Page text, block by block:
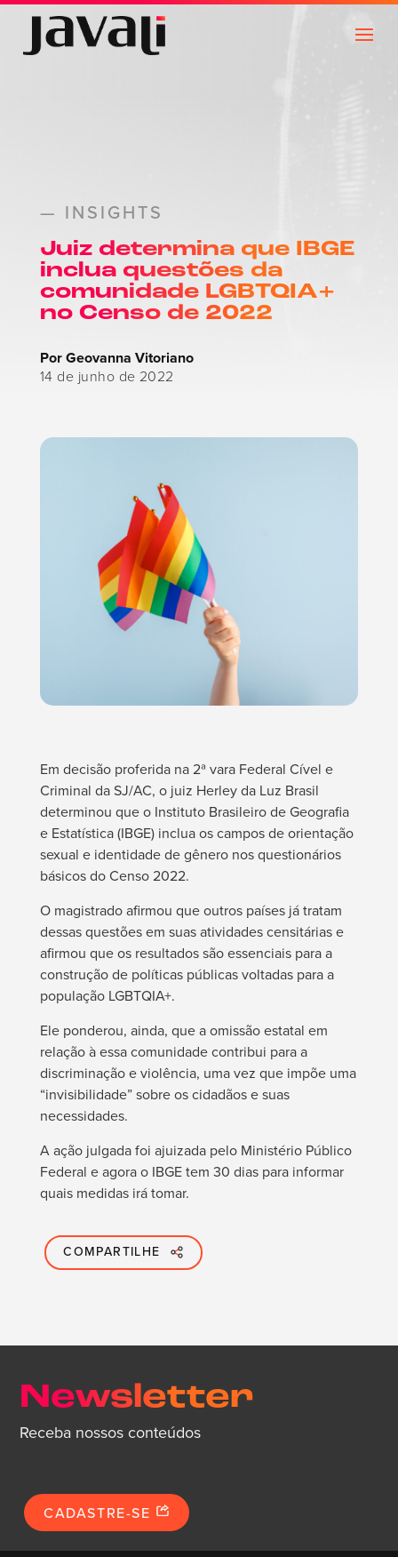
— INSIGHTS
Juiz determina que IBGE
inclua questões da
comunidade LGBTQIA+
no Censo de 2022
Por Geovanna Vitoriano
14 de junho de 2022
Em decisão proferida na 2ª vara Federal Cível e
Criminal da SJ/AC, o juiz Herley da Luz Brasil
determinou que o Instituto Brasileiro de Geografia
e Estatística (IBGE) inclua os campos de orientação
sexual e identidade de gênero nos questionários
básicos do Censo 2022.
O magistrado afirmou que outros países já tratam
dessas questões em suas atividades censitárias e
afirmou que os resultados são essenciais para a
construção de políticas públicas voltadas para a
população LGBTQIA+.
Ele ponderou, ainda, que a omissão estatal em
relação à essa comunidade contribui para a
discriminação e violência, uma vez que impõe uma
“invisibilidade” sobre os cidadãos e suas
necessidades.
A ação julgada foi ajuizada pelo Ministério Público
Federal e agora o IBGE tem 30 dias para informar
quais medidas irá tomar.
COMPARTILHE
Newsletter
Receba nossos conteúdos
CADASTRE-SE